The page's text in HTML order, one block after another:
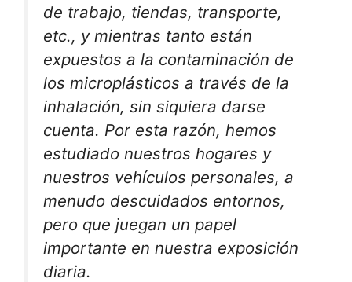
de trabajo, tiendas, transporte,
etc., y mientras tanto están
expuestos a la contaminación de
los microplásticos a través de la
inhalación, sin siquiera darse
cuenta. Por esta razón, hemos
estudiado nuestros hogares y
nuestros vehículos personales, a
menudo descuidados entornos,
pero que juegan un papel
importante en nuestra exposición
diaria.